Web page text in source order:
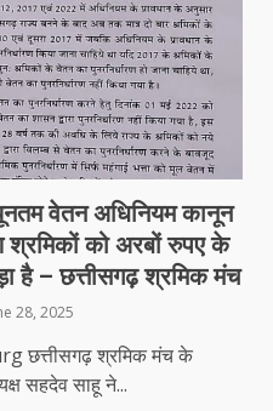
वेतन अधिनियम कानून
को अरबों रुपए के
है – छत्तीसगढ़ श्रमिक मंच
28, 2025
छत्तीसगढ़ श्रमिक मंच के
सहदेव साहू ने...